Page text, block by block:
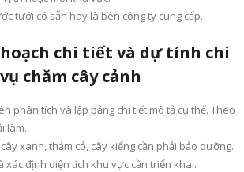
tưới có sẵn hay là bên công ty cung cấp.
chi tiết và dự tính chi
chăm cây cảnh
phân tích và lập bảng chi tiết mô tả cụ thể. Theo
làm.
xanh, thảm cỏ, cây kiểng cần phải bảo dưỡng.
xác định diện tích khu vực cần triển khai.